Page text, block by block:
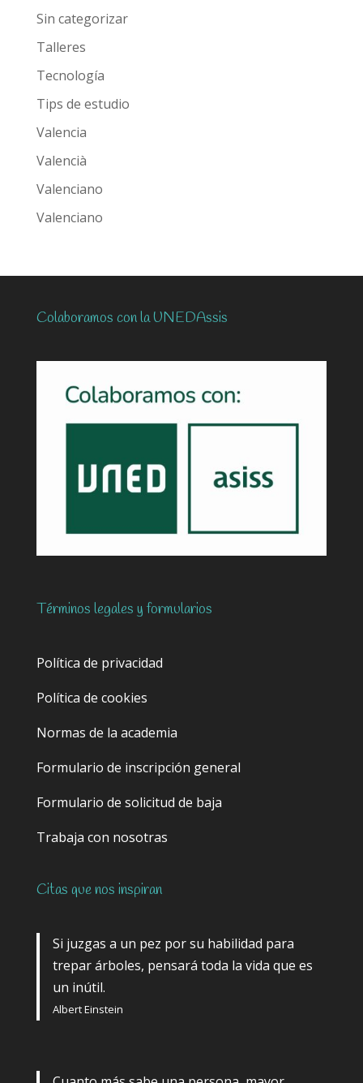
Sin categorizar
Talleres
Tecnología
Tips de estudio
Valencia
Valencià
Valenciano
Valenciano
Colaboramos con la UNEDAssis
Términos legales y formularios
Política de privacidad
Política de cookies
Normas de la academia
Formulario de inscripción general
Formulario de solicitud de baja
Trabaja con nosotras
Citas que nos inspiran
Si juzgas a un pez por su habilidad para
trepar árboles, pensará toda la vida que es
un inútil.
Albert Einstein